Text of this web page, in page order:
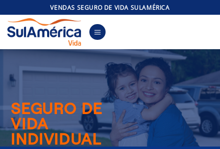
to
content
VENDAS SEGURO DE VIDA SULAMÉRICA
SEGURO DE
VIDA
INDIVIDUAL